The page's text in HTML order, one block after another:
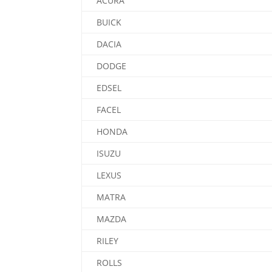
BUICK
DACIA
DODGE
EDSEL
FACEL
HONDA
ISUZU
LEXUS
MATRA
MAZDA
RILEY
ROLLS